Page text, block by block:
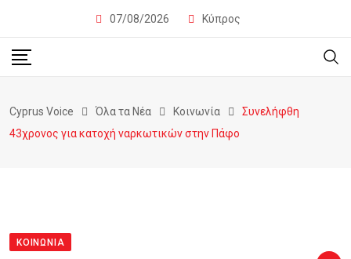
07/08/2026 Κύπρος
Cyprus Voice Όλα τα Νέα Κοινωνία
Συνελήφθη
43χρονος για κατοχή ναρκωτικών στην Πάφο
ΚΟΙΝΩΝΊΑ